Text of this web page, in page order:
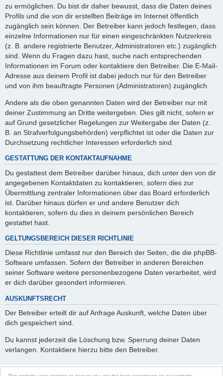
zu ermöglichen. Du bist dir daher bewusst, dass die Daten deines
Profils und die von dir erstellten Beiträge im Internet öffentlich
zugänglich sein können. Der Betreiber kann jedoch festlegen, dass
einzelne Informationen nur für einen eingeschränkten Nutzerkreis
(z. B. andere registrierte Benutzer, Administratoren etc.) zugänglich
sind. Wenn du Fragen dazu hast, suche nach entsprechenden
Informationen im Forum oder kontaktiere den Betreiber. Die E-Mail-
Adresse aus deinem Profil ist dabei jedoch nur für den Betreiber
und von ihm beauftragte Personen (Administratoren) zugänglich.
Andere als die oben genannten Daten wird der Betreiber nur mit
deiner Zustimmung an Dritte weitergeben. Dies gilt nicht, sofern er
auf Grund gesetzlicher Regelungen zur Weitergabe der Daten (z.
B. an Strafverfolgungsbehörden) verpflichtet ist oder die Daten zur
Durchsetzung rechtlicher Interessen erforderlich sind.
GESTATTUNG DER KONTAKTAUFNAHME
Du gestattest dem Betreiber darüber hinaus, dich unter den von dir
angegebenen Kontaktdaten zu kontaktieren, sofern dies zur
Übermittlung zentraler Informationen über das Board erforderlich
ist. Darüber hinaus dürfen er und andere Benutzer dich
kontaktieren, sofern du dies in deinem persönlichen Bereich
gestattet hast.
GELTUNGSBEREICH DIESER RICHTLINIE
Diese Richtlinie umfasst nur den Bereich der Seiten, die die phpBB-
Software umfassen. Sofern der Betreiber in anderen Bereichen
seiner Software weitere personenbezogene Daten verarbeitet, wird
er dich darüber gesondert informieren.
AUSKUNFTSRECHT
Der Betreiber erteilt dir auf Anfrage Auskunft, welche Daten über
dich gespeichert sind.
Du kannst jederzeit die Löschung bzw. Sperrung deiner Daten
verlangen. Kontaktiere hierzu bitte den Betreiber.